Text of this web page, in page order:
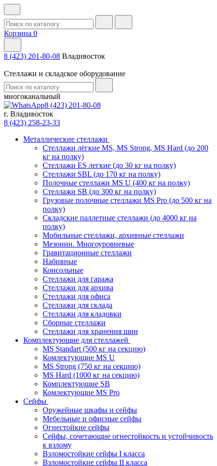
Корзина 0
8 (423) 201-80-08 Владивосток
Стеллажи и складское оборудование
многоканальный
8 (423) 201-80-08
г. Владивосток
8 (423) 258-23-33
Металлические стеллажи
Стеллажи лёгкие MS, MS Strong, MS Hard (до 200
кг на полку)
Стеллажи ES легкие (до 30 кг на полку)
Стеллажи SBL (до 170 кг на полку)
Полочные стеллажи MS U (400 кг на полку)
Стеллажи SB (до 300 кг на полку)
Грузовые полочные стеллажи MS Pro (до 500 кг на
полку)
Складские паллетные стеллажи (до 4000 кг на
полку)
Мобильные стеллажи, архивные стеллажи
Мезонин. Многоуровневые
Гравитационные стеллажи
Набивные
Консольные
Стеллажи для гаража
Стеллажи для архива
Стеллажи для офиса
Стеллажи для склада
Стеллажи для кладовки
Сборные стеллажи
Стеллажи для хранения шин
Комплектующие для стеллажей
MS Standart (500 кг на секцию)
Комлектующие MS U
MS Strong (750 кг на секцию)
MS Hard (1000 кг на секцию)
Комплектующие SB
Комлектующие MS Pro
Сейфы
Оружейные шкафы и сейфы
Мебельные и офисные сейфы
Огнестойкие сейфы
Сейфы, сочетающие огнестойкость и устойчивость
к взлому
Взломостойкие сейфы I класса
Взломостойкие сейфы II класса